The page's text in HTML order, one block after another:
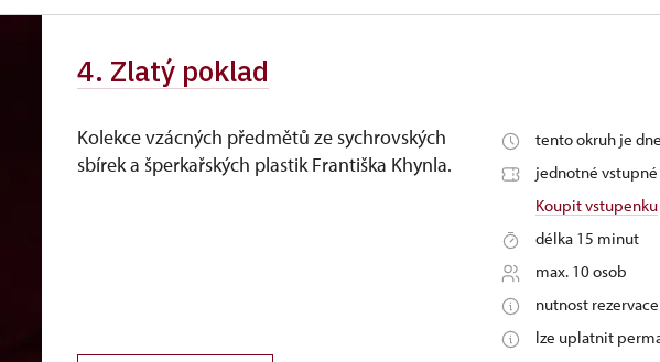
4. Zlatý poklad
Kolekce vzácných předmětů ze sychrovských
sbírek a šperkařských plastik Františka Khynla.
tento okruh je
jednotné
Koupit vstupenku
délka 15 minut
max. 10 osob
nutnost
lze uplatnit